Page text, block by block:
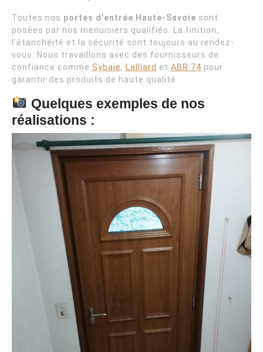
Toutes nos portes d’entrée Haute-Savoie sont
posées par nos menuisiers qualifiés. La finition,
l’étanchéité et la sécurité sont toujours au rendez-
vous. Nous travaillons avec des fournisseurs de
confiance comme Sybaie, Lalliard et ABR 74 pour
garantir des produits de haute qualité.
Quelques exemples de nos
réalisations :